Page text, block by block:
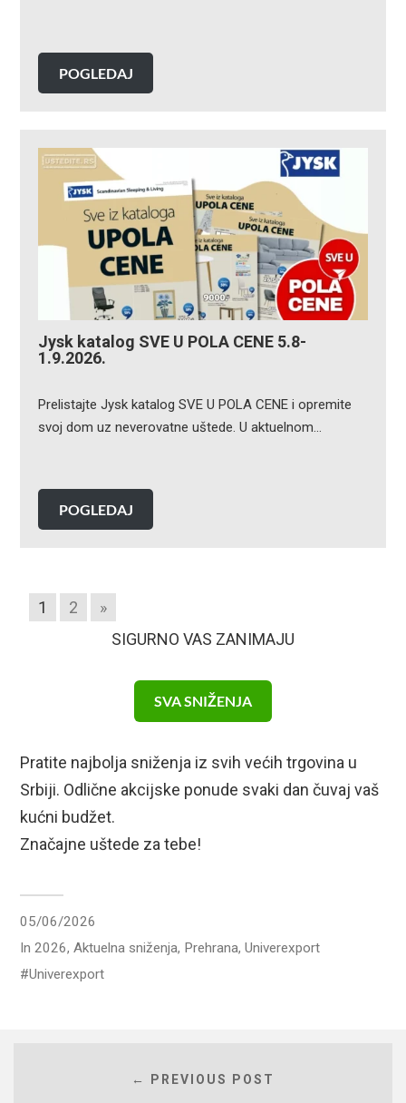
POGLEDAJ
Jysk katalog SVE U POLA CENE 5.8-
1.9.2026.
Prelistajte Jysk katalog SVE U POLA CENE i opremite
svoj dom uz neverovatne uštede. U aktuelnom…
POGLEDAJ
1 2
»
SIGURNO VAS ZANIMAJU
SVA SNIŽENJA
Pratite najbolja sniženja iz svih većih trgovina u
Srbiji. Odlične akcijske ponude svaki dan čuvaj vaš
kućni budžet.
Značajne uštede za tebe!
05/06/2026
In2026,Aktuelna sniženja, Prehrana,Univerexport
Univerexport
← PREVIOUS POST